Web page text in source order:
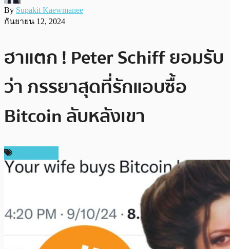
By Supakit Kaewmanee
กันยายน 12, 2024
ฮาแตก ! Peter Schiff ยอมรับ
ว่า ภรรยาสุดที่รักแอบซื้อ
Bitcoin ลับหลังเขา